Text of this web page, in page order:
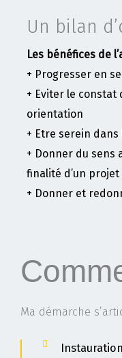
Un bilan
Les bénéfices de
+ Progresser en
+ Eviter le constat
orientation
+ Etre serein
+ Donner du sens
finalité d’un
+ Donner et
Ma démarche